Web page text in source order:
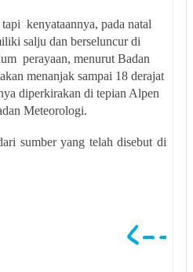
kenyataannya, pada natal
salju dan berseluncur di
perayaan, menurut Badan
menanjak sampai 18 derajat
diperkirakan di tepian Alpen
Meteorologi.
sumber yang telah disebut di